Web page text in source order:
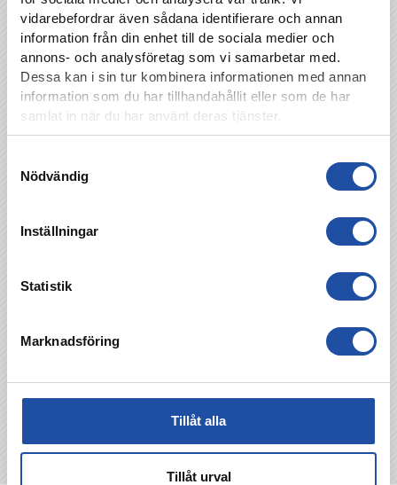
vidarebefordrar även sådana identifierare och annan
information från din enhet till de sociala medier och
annons- och analysföretag som vi samarbetar med.
Dessa kan i sin tur kombinera informationen med annan
information som du har tillhandahållit eller som de har
samlat in när du har använt deras tjänster.
Nödvändig
Inställningar
Statistik
Marknadsföring
Tillåt alla
Tillåt urval